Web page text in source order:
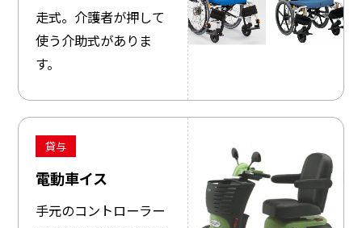
走式。介護者が押して
使う介助式がありま
す。
貸与
電動車イス
手元のコントローラー